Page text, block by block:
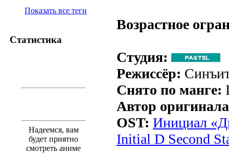
Показать все теги
Статистика
Надеемся, вам
будет приятно
смотреть аниме
Возрастное
Студия:
Режиссёр:
Снято по манге:
Автор
OST: Инициал
Initial D Second